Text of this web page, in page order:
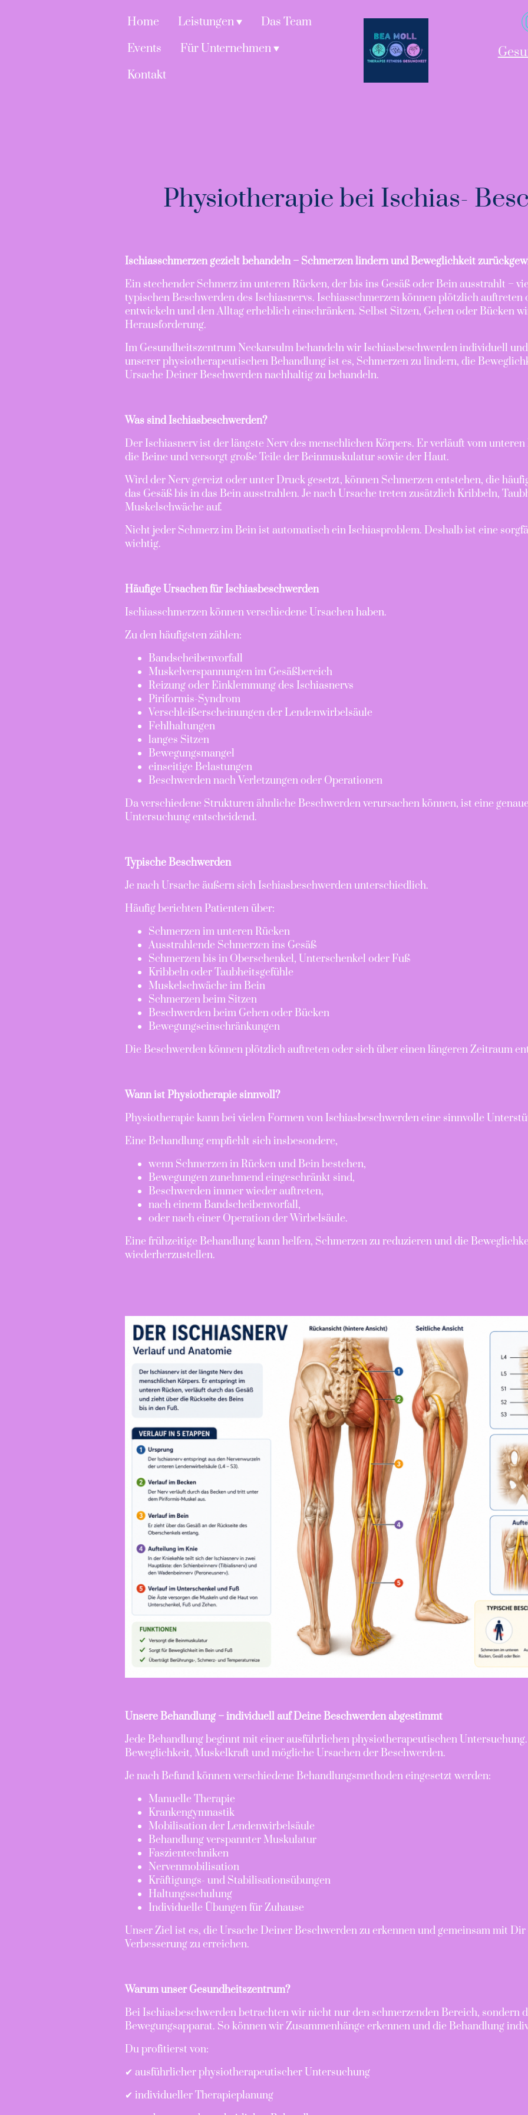
Home Leistungen
Das Team
Events
Für Unternehmen
Kontakt
Physiotherapie bei Ischias-
Ischiasschmerzen gezielt behandeln – Schmerzen lindern und Beweglichkeit
Ein stechender Schmerz im unteren Rücken, der bis ins Gesäß oder Bein ausstrahlt –
typischen Beschwerden des Ischiasnervs. Ischiasschmerzen können plötzlich auftreten
entwickeln und den Alltag erheblich einschränken. Selbst Sitzen, Gehen oder Bücken
Herausforderung.
Im Gesundheitszentrum Neckarsulm behandeln wir Ischiasbeschwerden individuell
unserer physiotherapeutischen Behandlung ist es, Schmerzen zu lindern, die
Ursache Deiner Beschwerden nachhaltig zu behandeln.
Was sind Ischiasbeschwerden?
Der Ischiasnerv ist der längste Nerv des menschlichen Körpers. Er verläuft vom
die Beine und versorgt große Teile der Beinmuskulatur sowie der Haut.
Wird der Nerv gereizt oder unter Druck gesetzt, können Schmerzen entstehen, die
das Gesäß bis in das Bein ausstrahlen. Je nach Ursache treten zusätzlich Kribbeln,
Muskelschwäche auf.
Nicht jeder Schmerz im Bein ist automatisch ein Ischiasproblem. Deshalb ist eine
wichtig.
Häufige Ursachen für Ischiasbeschwerden
Ischiasschmerzen können verschiedene Ursachen haben.
Zu den häufigsten zählen:
Bandscheibenvorfall
Muskelverspannungen im Gesäßbereich
Reizung oder Einklemmung des Ischiasnervs
Piriformis-Syndrom
Verschleißerscheinungen der Lendenwirbelsäule
Fehlhaltungen
langes Sitzen
Bewegungsmangel
einseitige Belastungen
Beschwerden nach Verletzungen oder Operationen
Da verschiedene Strukturen ähnliche Beschwerden verursachen können, ist eine
Untersuchung entscheidend.
Typische Beschwerden
Je nach Ursache äußern sich Ischiasbeschwerden unterschiedlich.
Häufig berichten Patienten über:
Schmerzen im unteren Rücken
Ausstrahlende Schmerzen ins Gesäß
Schmerzen bis in Oberschenkel, Unterschenkel oder Fuß
Kribbeln oder Taubheitsgefühle
Muskelschwäche im Bein
Schmerzen beim Sitzen
Beschwerden beim Gehen oder Bücken
Bewegungseinschränkungen
Die Beschwerden können plötzlich auftreten oder sich über einen längeren Zeitraum
Wann ist Physiotherapie sinnvoll?
Physiotherapie kann bei vielen Formen von Ischiasbeschwerden eine sinnvolle
Eine Behandlung empfiehlt sich insbesondere,
wenn Schmerzen in Rücken und Bein bestehen,
Bewegungen zunehmend eingeschränkt sind,
Beschwerden immer wieder auftreten,
nach einem Bandscheibenvorfall,
oder nach einer Operation der Wirbelsäule.
Eine frühzeitige Behandlung kann helfen, Schmerzen zu reduzieren und die
wiederherzustellen.
Unsere Behandlung – individuell auf Deine Beschwerden abgestimmt
Jede Behandlung beginnt mit einer ausführlichen physiotherapeutischen
Beweglichkeit, Muskelkraft und mögliche Ursachen der Beschwerden.
Je nach Befund können verschiedene Behandlungsmethoden eingesetzt werden:
Manuelle Therapie
Krankengymnastik
Mobilisation der Lendenwirbelsäule
Behandlung verspannter Muskulatur
Faszientechniken
Nervenmobilisation
Kräftigungs- und Stabilisationsübungen
Haltungsschulung
Individuelle Übungen für Zuhause
Unser Ziel ist es, die Ursache Deiner Beschwerden zu erkennen und gemeinsam mit
Verbesserung zu erreichen.
Warum unser Gesundheitszentrum?
Bei Ischiasbeschwerden betrachten wir nicht nur den schmerzenden Bereich, sondern
Bewegungsapparat. So können wir Zusammenhänge erkennen und die Behandlung
Du profitierst von:
✔ ausführlicher physiotherapeutischer Untersuchung
✔ individueller Therapieplanung